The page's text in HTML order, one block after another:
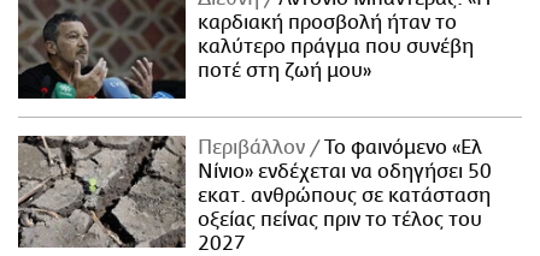
καρδιακή προσβολή ήταν το
καλύτερο πράγμα που συνέβη
ποτέ στη ζωή μου»
Περιβάλλον
Το φαινόμενο «Ελ
Νίνιο» ενδέχεται να οδηγήσει 50
εκατ. ανθρώπους σε κατάσταση
οξείας πείνας πριν το τέλος του
2027